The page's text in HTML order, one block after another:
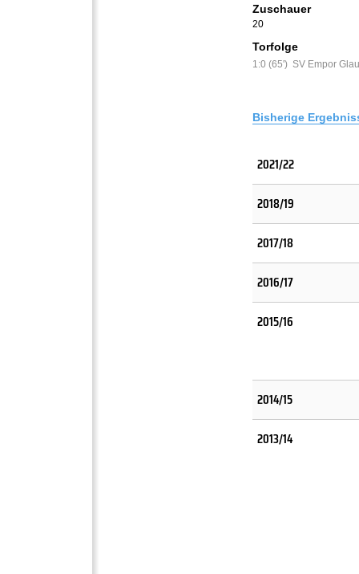
Zuschauer
20
Torfolge
1:0 (65') SV Empor
Bisherige
2021/22
2018/19
2017/18
2016/17
2015/16
2014/15
2013/14